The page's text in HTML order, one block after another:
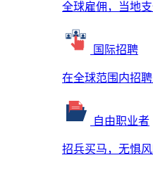
全球雇佣，当地支
国际招聘
在全球范围内招聘
自由职业者
招兵买马，无惧风